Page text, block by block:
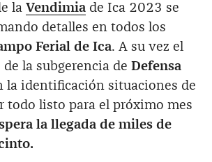
la Vendimia de Ica 2023 se
detalles en todos los
Ferial de Ica. A su vez el
la subgerencia de Defensa
la identificación situaciones de
todo listo para el próximo mes
la llegada de miles de